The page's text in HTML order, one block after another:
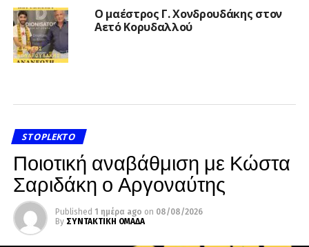
Ο μαέστρος Γ. Χονδρουδάκης στον
Αετό Κορυδαλλού
STOPLEKTO
Ποιοτική αναβάθμιση με Κώστα
Σαριδάκη ο Αργοναύτης
Published 1 ημέρα ago on 08/08/2026
By ΣΥΝΤΑΚΤΙΚΗ ΟΜΑΔΑ